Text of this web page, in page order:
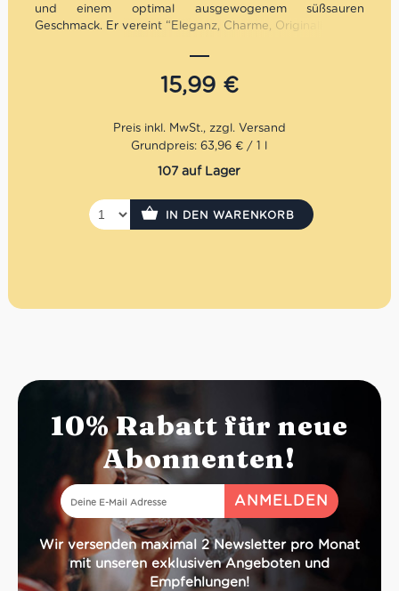
und einem optimal ausgewogenem süßsauren
Geschmack. Er vereint “Eleganz, Charme, Originalität und
angeordnete Taschentuch zeigt die alte Landkarte der
Provinz Modena. Um die Brillanz von diesem Balsamico
nochmals zu unterstreichen, wird die Flasche mit rotem
15,99 €
Grundpreis: 63,96 € / 1 l
107 auf Lager
IN DEN WARENKORB
10% Rabatt für neue
Abonnenten!
Wir versenden maximal 2 Newsletter pro Monat
mit unseren exklusiven Angeboten und
Empfehlungen!